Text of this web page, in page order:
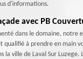
d'informations.
avec PB
dans le domaine, notre
qualifié à prendre en main
la ville de Laval Sur Luzege.